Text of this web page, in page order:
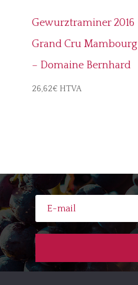
Gewurztraminer 2016
Grand Cru Mambourg
– Domaine Bernhard
26,62€ HTVA